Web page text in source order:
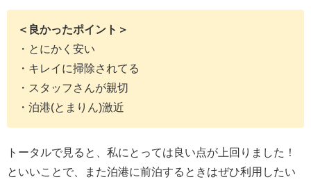
＜良かったポイント＞
・とにかく安い
・キレイに掃除されてる
・スタッフさんが親切
・泊港(とまりん)激近
トータルで見ると、私にとっては良い点が上回りました！
といいことで、また泊港に前泊するときはぜひ利用したい